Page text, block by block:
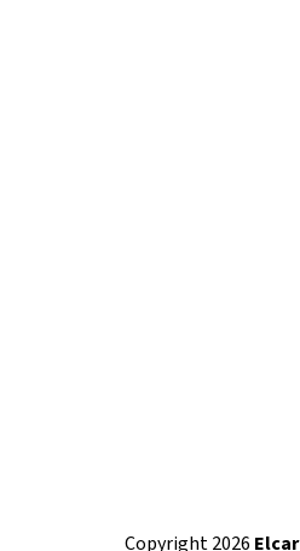
Copyright 2026